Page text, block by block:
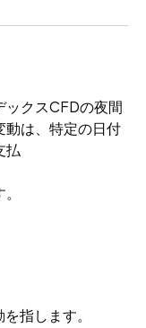
ックスCFDの夜間
動は、特定の日付
払
指します。